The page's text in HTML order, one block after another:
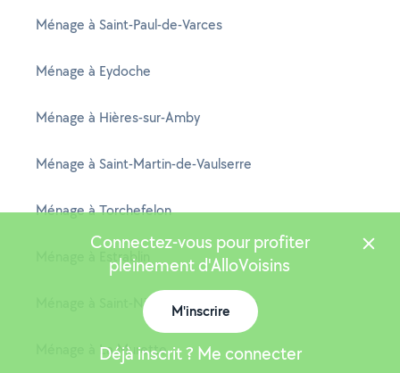
Ménage à Saint-Paul-de-Varces
Ménage à Eydoche
Ménage à Hières-sur-Amby
Ménage à Saint-Martin-de-Vaulserre
Ménage à Torchefelon
Ménage à Estrablin
Ménage à Saint-Nicolas-de-Macherin
Ménage à La Murette
Connectez-vous pour profiter
pleinement d'AlloVoisins
M'inscrire
Déjà inscrit ? Me connecter